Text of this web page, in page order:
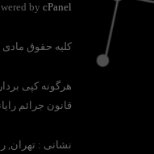
by cPanel
کلیه حقوق
قانون جرائم
نشانی : تهران,